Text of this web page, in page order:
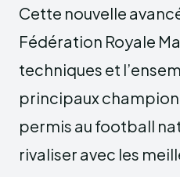
Cette nouvelle
Fédération Royale
techniques et
principaux
permis au football
rivaliser avec les